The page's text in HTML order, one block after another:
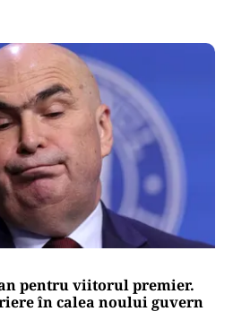
pentru viitorul premier.
în calea noului guvern